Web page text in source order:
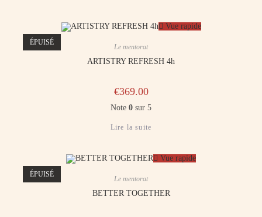
ÉPUISÉ
Vue rapide
Le mentorat
ARTISTRY REFRESH​​ 4h
€369.00
Note 0 sur 5
Lire la suite
ÉPUISÉ
Vue rapide
Le mentorat
BETTER TOGETHER​